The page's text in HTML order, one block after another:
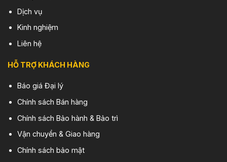
Dịch vụ
Kinh nghiệm
Liên hệ
HỖ TRỢ KHÁCH HÀNG
Báo giá Đại lý
Chính sách Bán hàng
Chính sách Bảo hành & Bảo trì
Vận chuyển & Giao hàng
Chính sách bảo mật